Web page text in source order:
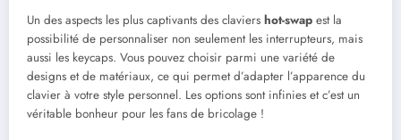
Un des aspects les plus captivants des claviers hot-swap est la
possibilité de personnaliser non seulement les interrupteurs, mais
aussi les keycaps. Vous pouvez choisir parmi une variété de
designs et de matériaux, ce qui permet d’adapter l’apparence du
clavier à votre style personnel. Les options sont infinies et c’est un
véritable bonheur pour les fans de bricolage !